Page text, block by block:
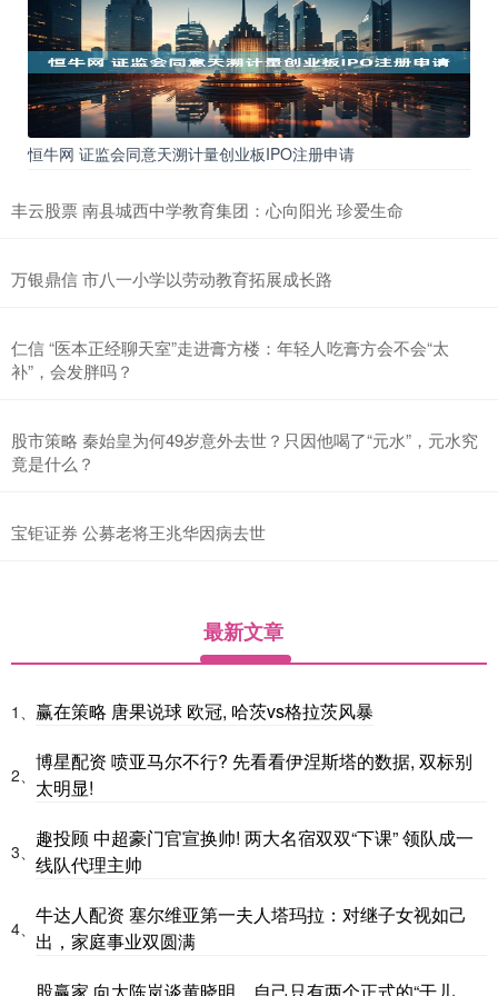
恒牛网 证监会同意天溯计量创业板IPO注册申请
丰云股票 南县城西中学教育集团：心向阳光 珍爱生命
万银鼎信 市八一小学以劳动教育拓展成长路
仁信 “医本正经聊天室”走进膏方楼：年轻人吃膏方会不会“太
补”，会发胖吗？
股市策略 秦始皇为何49岁意外去世？只因他喝了“元水”，元水究
竟是什么？
宝钜证券 公募老将王兆华因病去世
最新文章
1、 赢在策略 唐果说球 欧冠, 哈茨vs格拉茨风暴
2、
博星配资 喷亚马尔不行? 先看看伊涅斯塔的数据, 双标别
太明显!
3、
趣投顾 中超豪门官宣换帅! 两大名宿双双“下课” 领队成一
线队代理主帅
4、
牛达人配资 塞尔维亚第一夫人塔玛拉：对继子女视如己
出，家庭事业双圆满